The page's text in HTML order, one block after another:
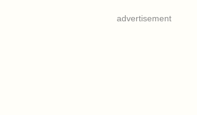
advertisement